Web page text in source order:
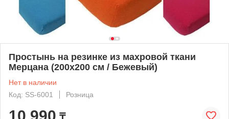
Простынь на резинке из махровой ткани
Мерцана (200х200 см / Бежевый)
Нет в наличии
Код: SS-6001
Розница
10 990